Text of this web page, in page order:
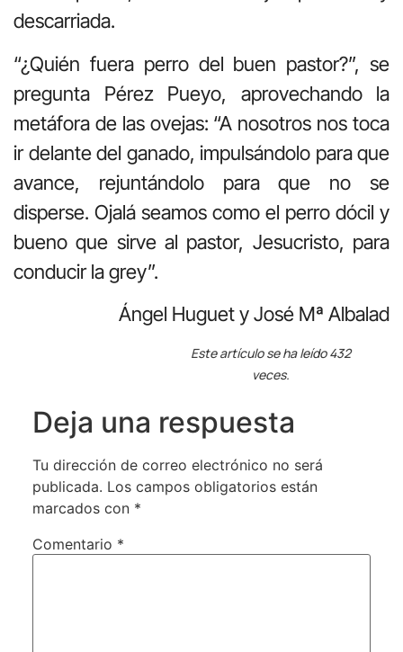
descarriada.
“¿Quién fuera perro del buen pastor?”, se
pregunta Pérez Pueyo, aprovechando la
metáfora de las ovejas: “A nosotros nos toca
ir delante del ganado, impulsándolo para que
avance, rejuntándolo para que no se
disperse. Ojalá seamos como el perro dócil y
bueno que sirve al pastor, Jesucristo, para
conducir la grey”.
Ángel Huguet y José Mª Albalad
Este artículo se ha leído 432
veces.
Deja una respuesta
Tu dirección de correo electrónico no será
publicada. Los campos obligatorios están
marcados con *
Comentario *